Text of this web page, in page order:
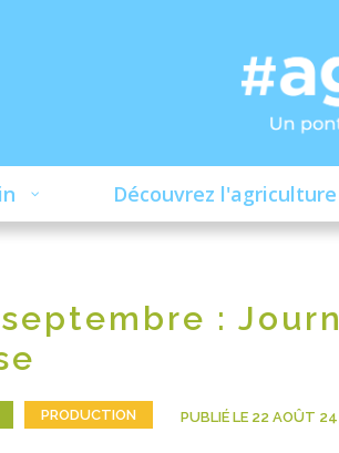
Découvrez l'agriculture
septembre :
PRODUCTION PUBLIÉ LE 22 AOÛT 24